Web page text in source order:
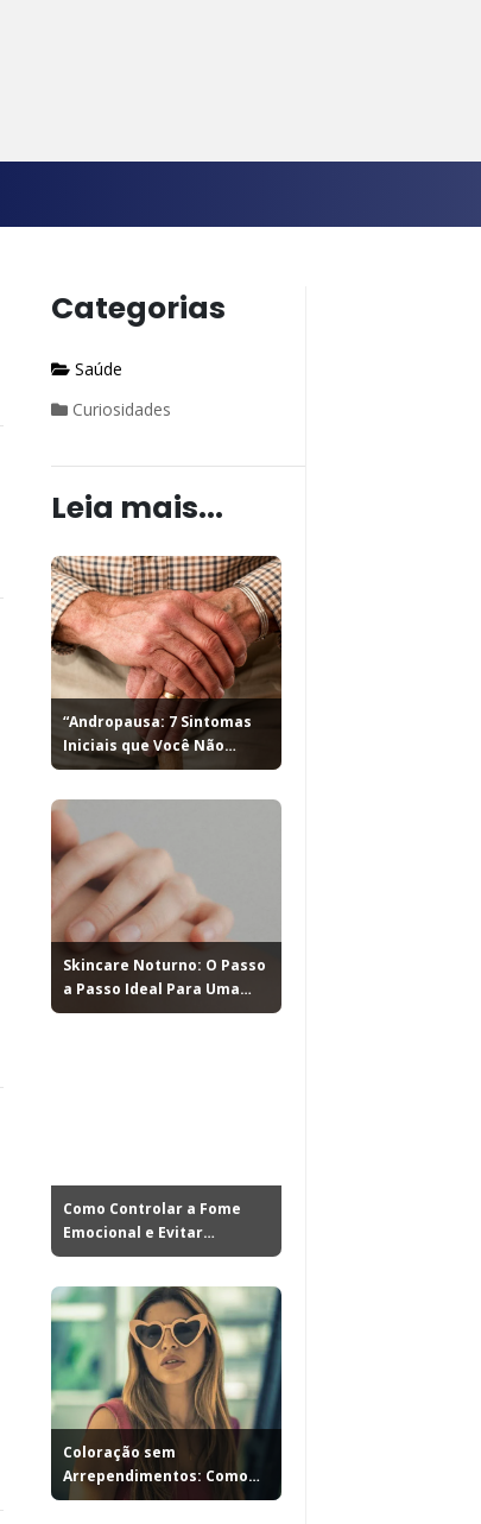
Categorias
Saúde
Curiosidades
Leia mais...
“Andropausa: 7 Sintomas
Iniciais que Você Não
Pode...
Skincare Noturno: O Passo
a Passo Ideal Para Uma
Pele...
Como Controlar a Fome
Emocional e Evitar
Compulsões...
Coloração sem
Arrependimentos: Como
Escolher o Tom...